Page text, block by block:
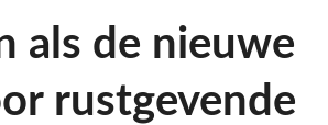
als de nieuwe
rustgevende